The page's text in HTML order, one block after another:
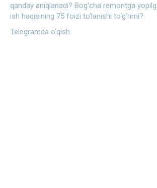
qanday aniqlanadi? Bog‘cha remontga
ish haqisining 75 foizi to‘lanishi to‘g‘rimi?
Telegramda o‘qish